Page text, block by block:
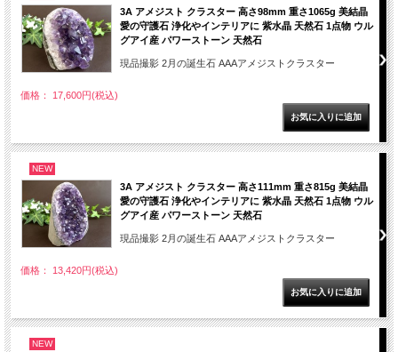
3A アメジスト クラスター 高さ98mm 重さ1065g 美結晶
愛の守護石 浄化やインテリアに 紫水晶 天然石 1点物 ウル
グアイ産 パワーストーン 天然石
現品撮影 2月の誕生石 AAAアメジストクラスター
価格： 17,600円(税込)
NEW
3A アメジスト クラスター 高さ111mm 重さ815g 美結晶
愛の守護石 浄化やインテリアに 紫水晶 天然石 1点物 ウル
グアイ産 パワーストーン 天然石
現品撮影 2月の誕生石 AAAアメジストクラスター
価格： 13,420円(税込)
NEW